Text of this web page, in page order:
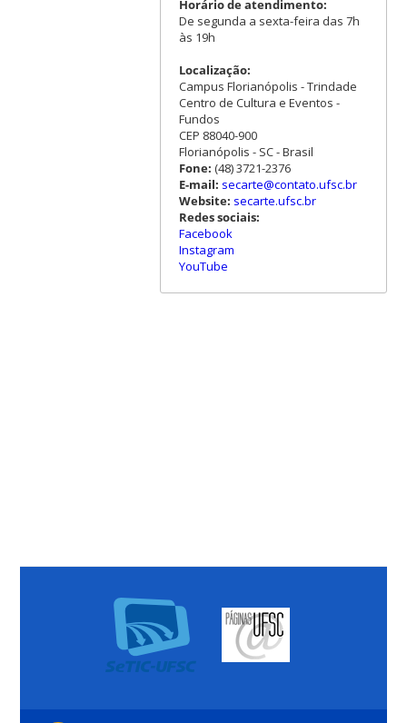
Horário de atendimento:
De segunda a sexta-feira das 7h
às 19h
Localização:
Campus Florianópolis - Trindade
Centro de Cultura e Eventos -
Fundos
CEP 88040-900
Florianópolis - SC - Brasil
Fone: (48) 3721-2376
E-mail: secarte@contato.ufsc.br
Website: secarte.ufsc.br
Redes sociais:
Facebook
Instagram
YouTube